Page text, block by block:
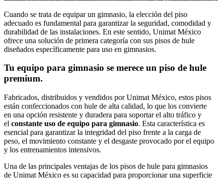
Cuando se trata de equipar un gimnasio, la elección del piso
adecuado es fundamental para garantizar la seguridad, comodidad y
durabilidad de las instalaciones. En este sentido, Unimat México
ofrece una solución de primera categoría con sus pisos de hule
diseñados específicamente para uso en gimnasios.
Tu equipo para gimnasio se merece un piso de hule
premium.
Fabricados, distribuidos y vendidos por Unimat México, estos pisos
están confeccionados con hule de alta calidad, lo que los convierte
en una opción resistente y duradera para soportar el alto tráfico y
el constante uso de equipo para gimnasio. Esta característica es
esencial para garantizar la integridad del piso frente a la carga de
peso, el movimiento constante y el desgaste provocado por el equipo
y los entrenamientos intensivos.
Una de las principales ventajas de los pisos de hule para gimnasios
de Unimat México es su capacidad para proporcionar una superficie